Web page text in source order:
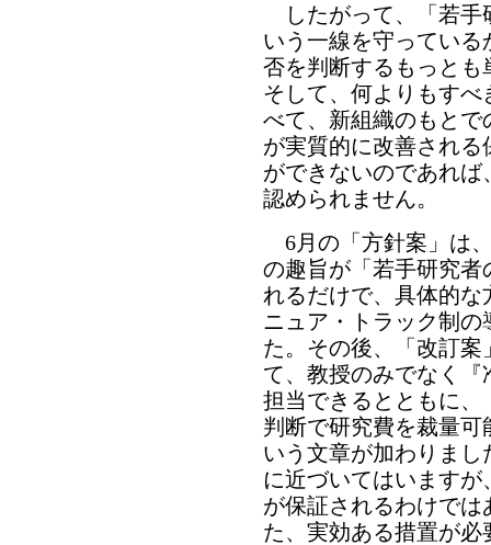
したがって、「若手
いう一線を守ってい
否を判断するもっと
そして、何よりもす
べて、新組織のもと
が実質的に改善され
ができないのであれ
認められません。
6月の「方針案」は
の趣旨が「若手研究
れるだけで、具体的
ニュア・トラック制
た。その後、「改訂
て、教授のみでなく
担当できるとともに
判断で研究費を裁量
いう文章が加わりま
に近づいてはいます
が保証されるわけで
た、実効ある措置が必